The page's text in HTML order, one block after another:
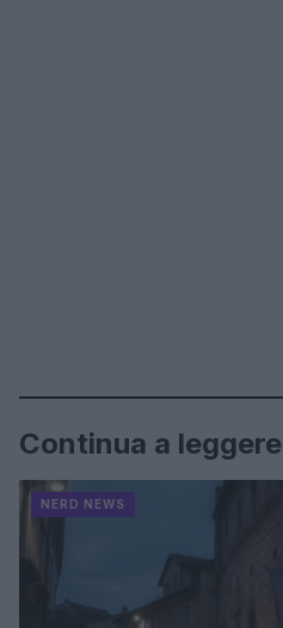
Continua a leggere
NERD NEWS